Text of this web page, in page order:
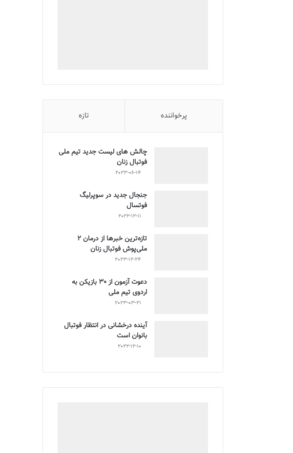
پرخواننده تازه
چالش هاى ليست جدید تيم ملى
فوتبال زنان
2023-06-14
جنجال جدید در سوپرلیگ
فوتسال
2022-12-11
تازه‌ترین خبرها از درمان ۲
ملی‌پوش فوتبال زنان
2023-12-24
دعوت آزمون از 30 بازیکن به
اردوی تیم ملی
2023-03-21
آینده درخشانی در انتظار فوتبال
بانوان است
2022-12-10